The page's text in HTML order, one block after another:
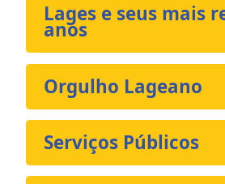
Lages e seus mais
anos
Orgulho Lageano
Serviços Públicos